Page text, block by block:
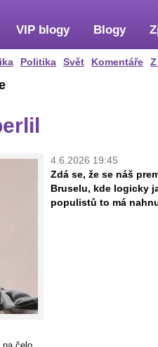
Politika Svět Komentáře
VIP blogy Blogy
4.6.2026 19:45
Zdá se, že se náš
Bruselu, kde logicky
populistů to má